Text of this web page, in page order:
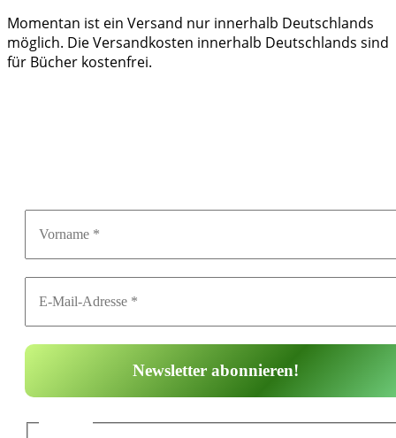
Momentan ist ein Versand nur innerhalb Deutschlands
möglich. Die Versandkosten innerhalb Deutschlands sind
für Bücher kostenfrei.